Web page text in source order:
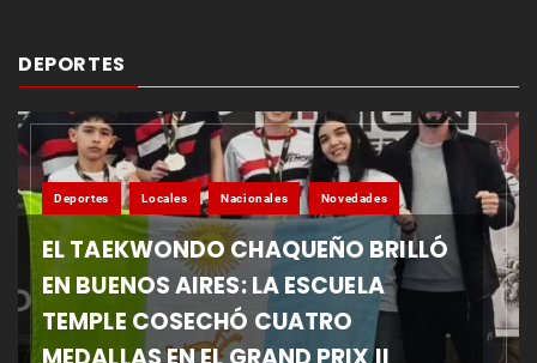
DEPORTES
Deportes Locales Nacionales Novedades
EL TAEKWONDO CHAQUEÑO BRILLÓ
EN BUENOS AIRES: LA ESCUELA
TEMPLE COSECHÓ CUATRO